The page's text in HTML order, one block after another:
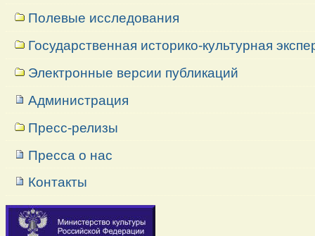
Полевые исследования
Государственная историко-культурная
Электронные версии публикаций
Администрация
Пресс-релизы
Пресса о нас
Контакты